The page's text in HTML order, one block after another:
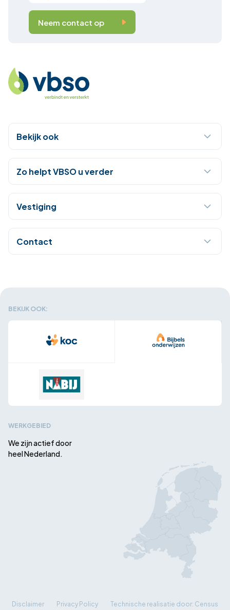
Neem contact op
Bekijk ook
Zo helpt VBSO u verder
Vestiging
Contact
BEKIJK OOK:
WERKGEBIED
We zijn actief door
heel Nederland.
Disclaimer Privacy Policy Technische realisatie door: Census